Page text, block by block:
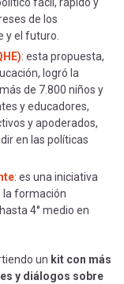
fácil, rápido y
de los
y el futuro.
: esta propuesta,
logró la
de 7.800 niños y
y educadores,
y apoderados,
en las políticas
: es una iniciativa
la formación
4° medio en
un kit con más
y diálogos sobre